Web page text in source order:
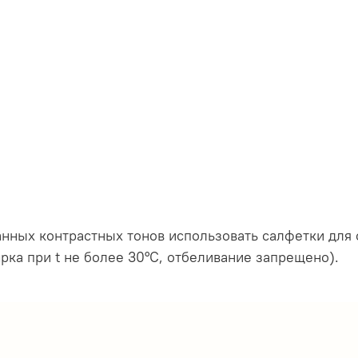
контрастных тонов использовать салфетки
при t не более 30°C, отбеливание запрещено).